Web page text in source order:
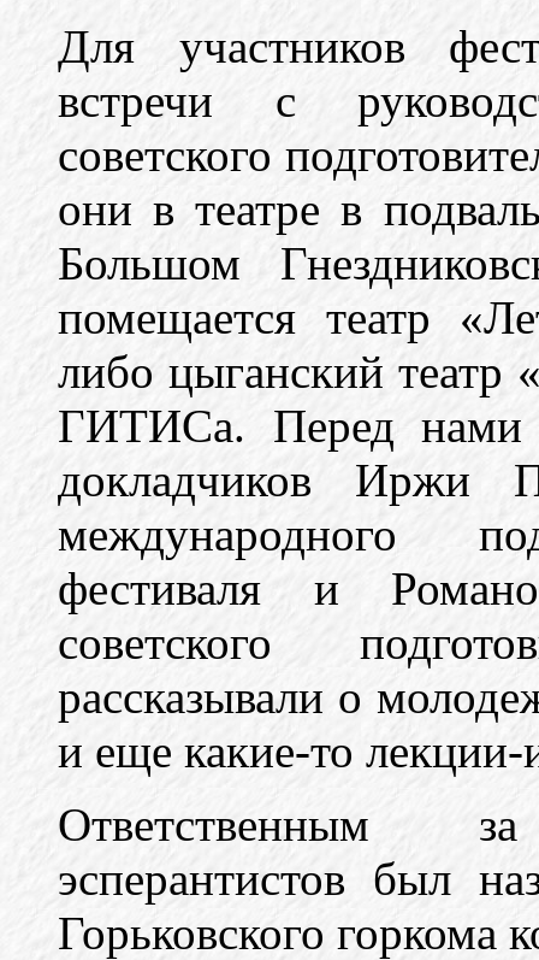
Для участников
встречи с
советского
они в театре в
Большом
помещается театр
либо цыганский театр
ГИТИСа. Перед нами
докладчиков Иржи
международного
фестиваля и
советского
рассказывали о
и еще какие-то
Ответственным
эсперантистов был
Горьковского горкома